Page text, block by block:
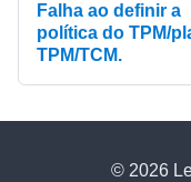
Falha ao definir a
política do TPM/
TPM/TCM.
© 2026